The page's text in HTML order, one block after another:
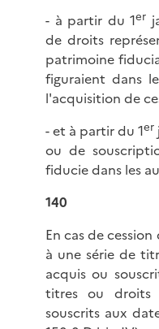
- à partir du 1er
de droits
patrimoine
figuraient dans
l'acquisition de
- et à partir du 1er
ou de
fiducie dans les
140
En cas de
à une série de
acquis ou
titres ou droits
souscrits aux